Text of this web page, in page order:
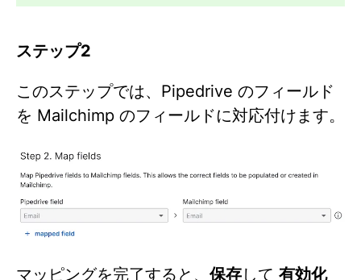
ステップ2
このステップでは、Pipedrive のフィールド
を Mailchimp のフィールドに対応付けます。
マッピングを完了すると、保存して 有効化